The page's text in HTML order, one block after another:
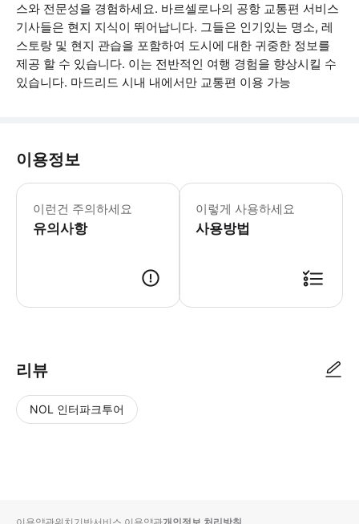
스와 전문성을 경험하세요. 바르셀로나의 공항 교통편 서비스
기사들은 현지 지식이 뛰어납니다. 그들은 인기있는 명소, 레
스토랑 및 현지 관습을 포함하여 도시에 대한 귀중한 정보를
제공 할 수 있습니다. 이는 전반적인 여행 경험을 향상시킬 수
있습니다. 마드리드 시내 내에서만 교통편 이용 가능
이용정보
이런건 주의하세요
유의사항
- 1~3인승 세단 표준, 차량당 최대 2개
이렇게 사용하세요
사용방법
리뷰
NOL 인터파크투어